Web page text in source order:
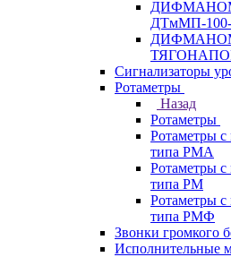
ДТмМП-
Сигнализаторы
Ротаметры
Назад
Ротаметры
Ротаметры
типа РМА
Ротаметры
типа РМ
Ротаметры
типа РМФ
Звонки громкого